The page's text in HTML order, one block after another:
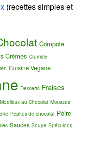
(recettes simples et
Compote
Crèmes Crumble
Cuisine Vegane
Desserts Fraises
Moelleux au Chocolat Mousses
Pépites de chocolat Poire
Sauces Soupe Spéculoos